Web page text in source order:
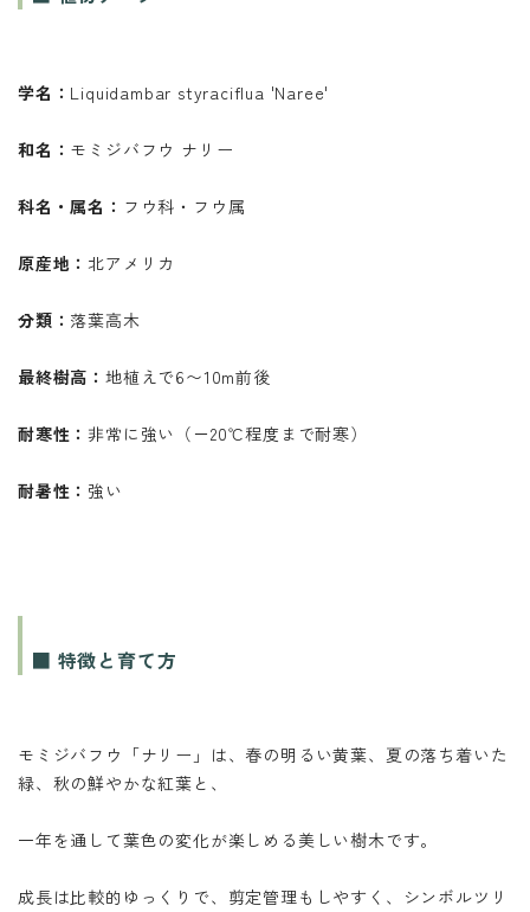
学名： Liquidambar styraciflua 'Naree'
和名： モミジバフウ ナリー
科名・属名： フウ科・フウ属
原産地：北アメリカ
分類： 落葉高木
最終樹高： 地植えで6〜10m前後
耐寒性：非常に強い（－20℃程度まで耐寒）
耐暑性： 強い
■ 特徴と育て方
モミジバフウ「ナリー」は、春の明るい黄葉、夏の落ち着いた
緑、秋の鮮やかな紅葉と、
一年を通して葉色の変化が楽しめる美しい樹木です。
成長は比較的ゆっくりで、剪定管理もしやすく、シンボルツリ